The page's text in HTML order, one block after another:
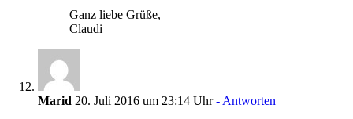
Ganz liebe Grüße,
Claudi
Marid 20. Juli 2016 um 23:14 Uhr- Antworten